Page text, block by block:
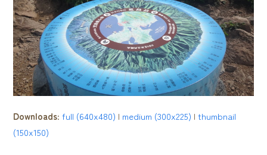
Downloads:full (640x480) | medium (300x225) |thumbnail
(150x150)